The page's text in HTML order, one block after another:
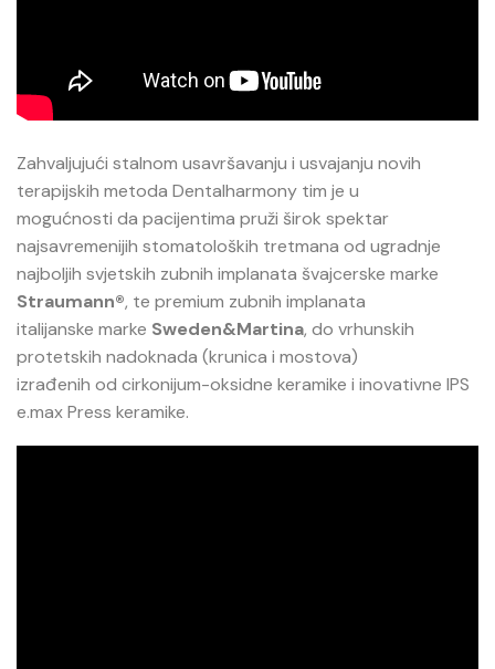
Zahvaljujući stalnom usavršavanju i usvajanju novih
terapijskih metoda Dentalharmony tim je u
mogućnosti da pacijentima pruži širok spektar
najsavremenijih stomatoloških tretmana od ugradnje
najboljih svjetskih zubnih implanata švajcerske marke
Straumann®, te premium zubnih implanata
italijanske marke Sweden&Martina, do vrhunskih
protetskih nadoknada (krunica i mostova)
izrađenih od cirkonijum-oksidne keramike i inovativne IPS
e.max Press keramike.